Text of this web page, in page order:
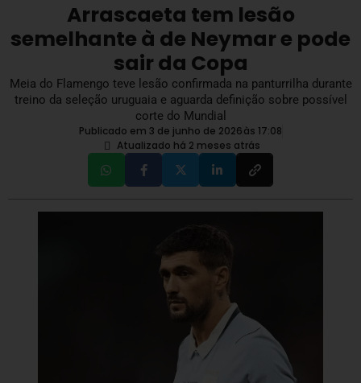
Arrascaeta tem lesão
semelhante à de Neymar e pode
sair da Copa
Meia do Flamengo teve lesão confirmada na panturrilha durante
treino da seleção uruguaia e aguarda definição sobre possível
corte do Mundial
Publicado em 3 de junho de 2026às 17:08
Atualizado há 2 meses atrás